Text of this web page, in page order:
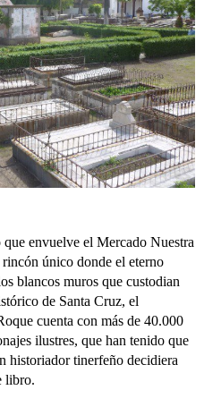
envuelve el Mercado Nuestra
único donde el eterno
blancos muros que custodian
de Santa Cruz, el
cuenta con más de 40.000
ilustres, que han tenido que
historiador tinerfeño decidiera
libro.